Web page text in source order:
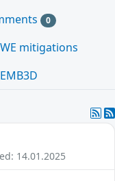
0
mitigations
EMB3D
14.01.2025